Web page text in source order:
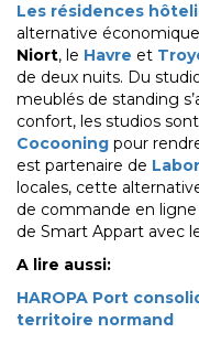
Les résidences
alternative
Niort, le Havre et
de deux nuits. Du
meublés de standing
confort, les studios
Cocooning pour
est partenaire de
locales, cette
de commande en
de Smart Appart avec
A lire aussi:
HAROPA Port
territoire normand